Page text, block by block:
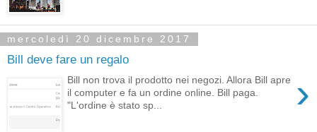
mercoledì 20 dicembre 2017
Bill deve fare un regalo
›
Bill non trova il prodotto nei negozi. Allora Bill apre
il computer e fa un ordine online. Bill paga.
"L'ordine è stato sp...